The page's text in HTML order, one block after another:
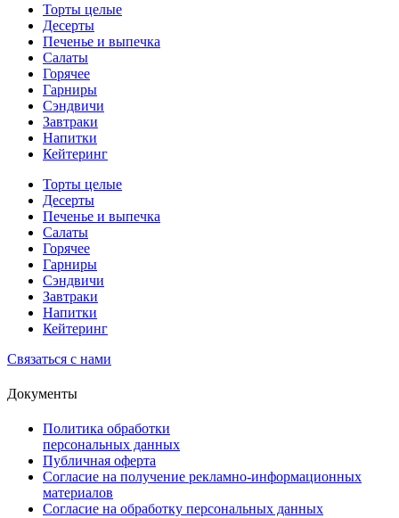
Торты целые
Десерты
Печенье и выпечка
Салаты
Горячее
Гарниры
Сэндвичи
Завтраки
Напитки
Кейтеринг
Торты целые
Десерты
Печенье и выпечка
Салаты
Горячее
Гарниры
Сэндвичи
Завтраки
Напитки
Кейтеринг
Связаться с нами
Документы
Политика обработки
персональных данных
Публичная оферта
Согласие на получение рекламно-информационных
материалов
Согласие на обработку персональных данных